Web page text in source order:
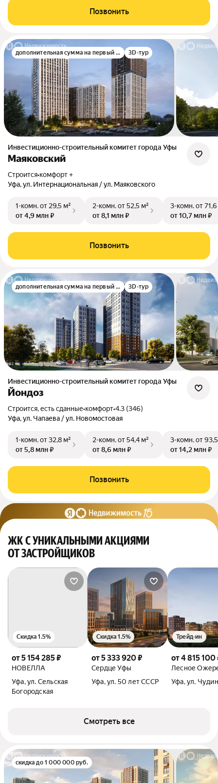
Позвонить
дополнительная сумма на первый взнос 3D-тур
Инвестиционно-строительный комитет города Уфы
Маяковский
Строится•комфорт +
Уфа, ул. Интернациональная / ул. Маяковского
1-комн.от 29,5 м²
от 4,9 млн ₽
2-комн.от 52,5 м²
от 8,1 млн ₽
3-комн.от
от 10,7 млн ₽
Позвонить
дополнительная сумма на первый взнос 3D-тур
Инвестиционно-строительный комитет города Уфы
Йондоз
Строится, есть сданные•комфорт•4.3 (346)
Уфа, ул. Чапаева / ул. Новомостовая
1-комн.от 32,8 м²
от 5,8 млн ₽
2-комн.от 54,4 м²
от 8,6 млн ₽
3-комн.от
от 14,2 млн ₽
Позвонить
ЖК С УНИКАЛЬНЫМИ АКЦИЯМИ
ОТ ЗАСТРОЙЩИКОВ
от 5 154 285 ₽
НОВЕЛЛА
Уфа, ул. Сельская
Богородская
Скидка 1.5%
от 5 333 920 ₽
Сердце Уфы
Уфа, ул. 50 лет СССР
Скидка 1.5%
от 4 815 100
Лесное
Уфа, ул.
Трейд-ин
Смотреть все
скидка до 1 000 000 руб.